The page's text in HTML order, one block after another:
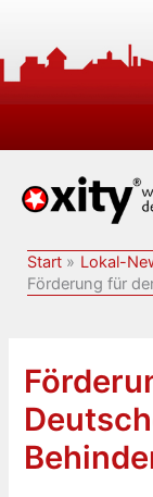
springen
Start Lokal-
Förderung für